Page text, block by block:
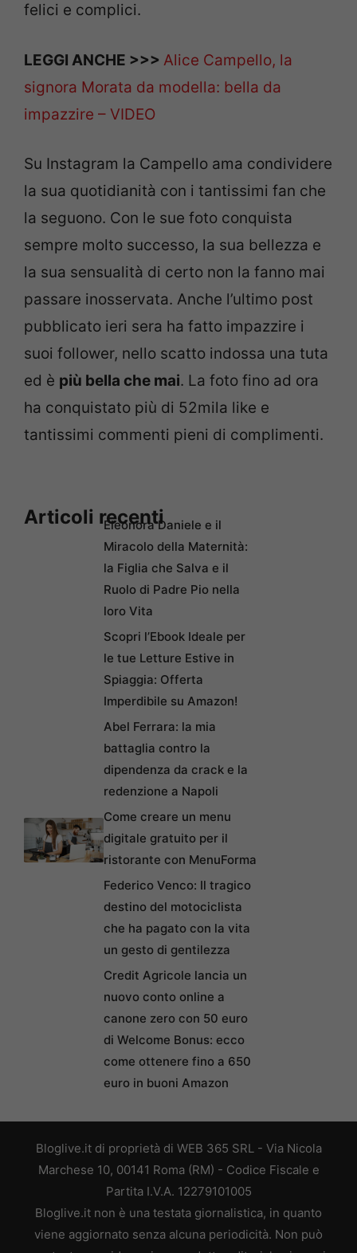
felici e complici.
LEGGI ANCHE >>> Alice Campello, la
signora Morata da modella: bella da
impazzire – VIDEO
Su Instagram la Campello ama condividere
la sua quotidianità con i tantissimi fan che
la seguono. Con le sue foto conquista
sempre molto successo, la sua bellezza e
la sua sensualità di certo non la fanno mai
passare inosservata. Anche l’ultimo post
pubblicato ieri sera ha fatto impazzire i
suoi follower, nello scatto indossa una tuta
ed è più bella che mai. La foto fino ad ora
ha conquistato più di 52mila like e
tantissimi commenti pieni di complimenti.
Articoli recentiEleonora Daniele e il
Miracolo della Maternità:
la Figlia che Salva e il
Ruolo di Padre Pio nella
loro Vita
Scopri l’Ebook Ideale per
le tue Letture Estive in
Spiaggia: Offerta
Imperdibile su Amazon!
Abel Ferrara: la mia
battaglia contro la
dipendenza da crack e la
redenzione a Napoli
Come creare un menu
digitale gratuito per il
ristorante con MenuForma
Federico Venco: Il tragico
destino del motociclista
che ha pagato con la vita
un gesto di gentilezza
Credit Agricole lancia un
nuovo conto online a
canone zero con 50 euro
di Welcome Bonus: ecco
come ottenere fino a 650
euro in buoni Amazon
Bloglive.it di proprietà di WEB 365 SRL - Via Nicola
Marchese 10, 00141 Roma (RM) - Codice Fiscale e
Partita I.V.A. 12279101005
Bloglive.it non è una testata giornalistica, in quanto
viene aggiornato senza alcuna periodicità. Non può